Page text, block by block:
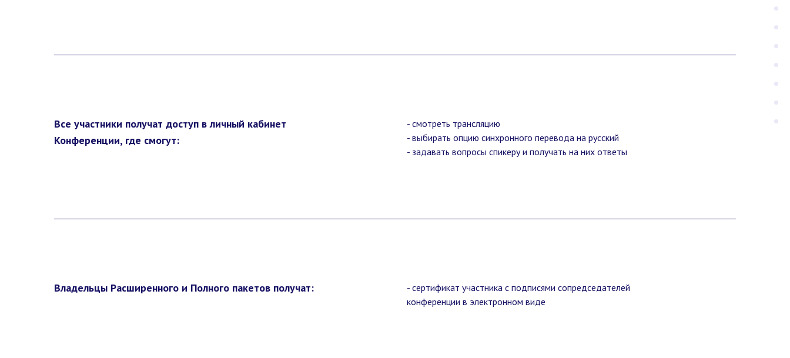
Все участники получат доступ в личный кабинет
Конференции, где смогут:
- смотреть трансляцию
- выбирать опцию синхронного перевода на русский
- задавать вопросы спикеру и получать на них ответы
Владельцы Расширенного и Полного пакетов получат:
- сертификат участника с подписями сопредседателей
конференции в электронном виде